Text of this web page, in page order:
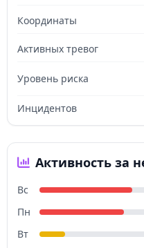
Координаты
Активных тревог
Уровень риска
Инцидентов
Активность за
Вс
Пн
Вт